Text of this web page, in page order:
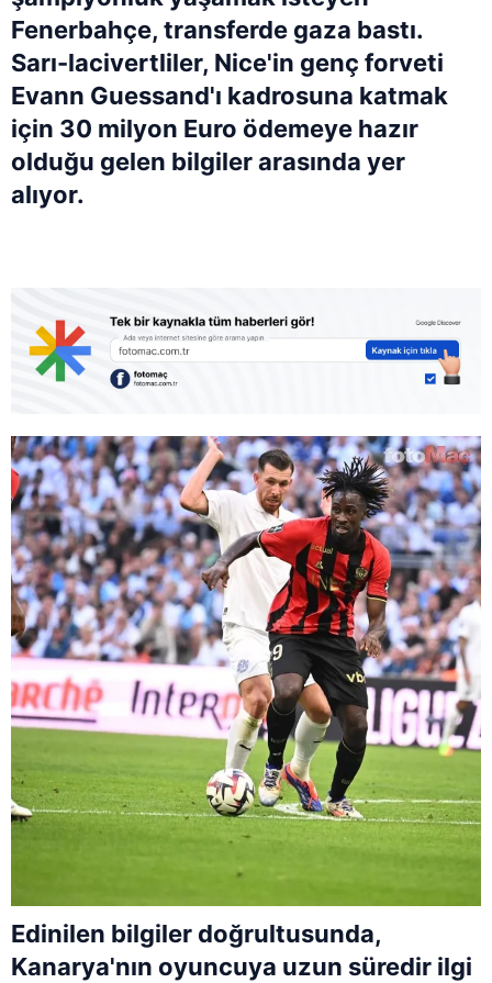
Fenerbahçe, transferde gaza bastı.
Sarı-lacivertliler, Nice'in genç forveti
Evann Guessand'ı kadrosuna katmak
için 30 milyon Euro ödemeye hazır
olduğu gelen bilgiler arasında yer
alıyor.
Edinilen bilgiler doğrultusunda,
Kanarya'nın oyuncuya uzun süredir ilgi